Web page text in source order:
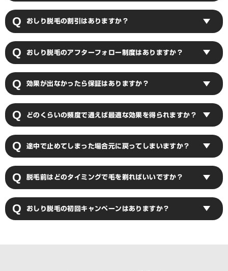
おしり脱毛の割引はありますか？
毎月1日に配信される公式LINEクーポンや学割、モニター割をご利用い
ただけます。
おしり脱毛のアフターフォロー制度はありますか？
11回目の脱毛からご利用料金が半額になる「脱毛完了サポート保証」の
ご用意がございます。
効果が出なかったら保証はありますか？
万が一脱毛後に効果を全く実感いただけなかった場合は返金を保証させ
ていただきます。詳しくは保証制度のページをご確認ください。
どのくらいの頻度で通えば最適な効果を得られますか？
最初の1～3回目は1ヶ月半おき、ある程度の脱毛効果が見られてからは2
ヶ月に一度の頻度の脱毛が最も効果を得られます。最適な脱毛頻度は毛
途中で止めてしまった場合元に戻ってしまいますか？
少ない回数（3～6回）で脱毛をストップした場合、毛周期の関係でしば
らく経つと元通りになったと感じる場合があります。一生を通じて脱毛
脱毛前はどのタイミングで毛を剃ればいいですか？
ご予約日の2日前～前日までにシェービングをお願いいたします。当日
や脱毛直前のシェービングは肌荒れの原因になる恐れがありますのでご
おしり脱毛の初回キャンペーンはありますか？